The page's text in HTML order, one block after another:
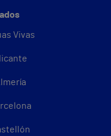
Vivas